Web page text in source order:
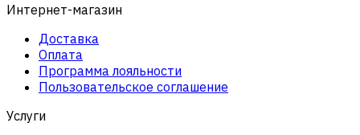
Интернет-магазин
Доставка
Оплата
Программа лояльности
Пользовательское соглашение
Услуги